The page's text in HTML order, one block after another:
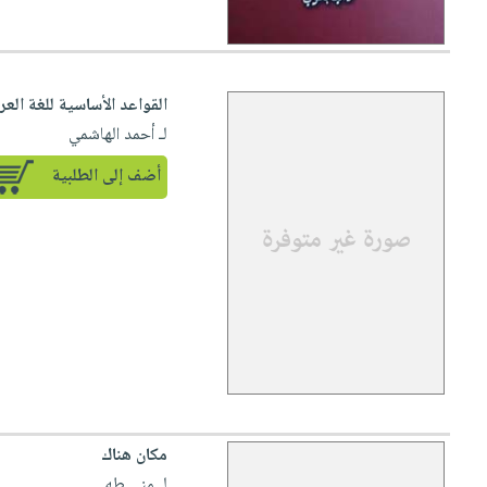
القواعد الأساسية للغة
لـ أحمد الهاشمي
أضف إلى الطلبية
مكان هناك